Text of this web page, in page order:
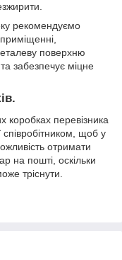
рекомендуємо
поверхню
забезпечує міцне
коробках перевізника
співробітником, щоб у
отримати
на пошті, оскільки
тріснути.